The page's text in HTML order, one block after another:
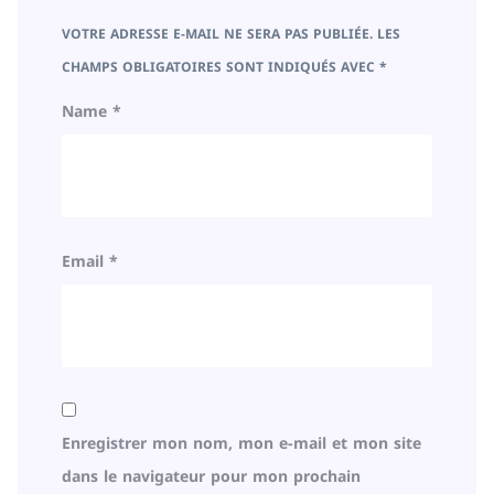
VOTRE ADRESSE E-MAIL NE SERA PAS PUBLIÉE. LES
CHAMPS OBLIGATOIRES SONT INDIQUÉS AVEC *
Name*
Email *
Enregistrer mon nom, mon e-mail et mon site
dans le navigateur pour mon prochain